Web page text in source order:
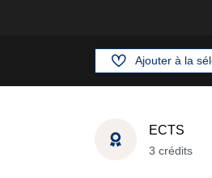
Ajouter à la
ECTS
3 crédits